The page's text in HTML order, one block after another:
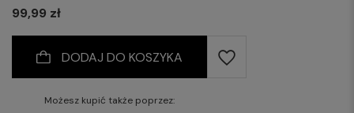
99,99 zł
DODAJ DO KOSZYKA
Możesz kupić także poprzez: